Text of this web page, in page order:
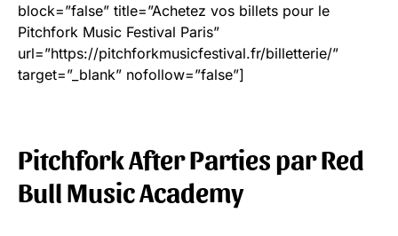
block=”false” title=”Achetez vos billets pour le
Pitchfork Music Festival Paris”
url=”https://pitchforkmusicfestival.fr/billetterie/”
target=”_blank” nofollow=”false”]
Pitchfork After Parties par Red
Bull Music Academy